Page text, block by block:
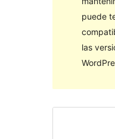
puede
las